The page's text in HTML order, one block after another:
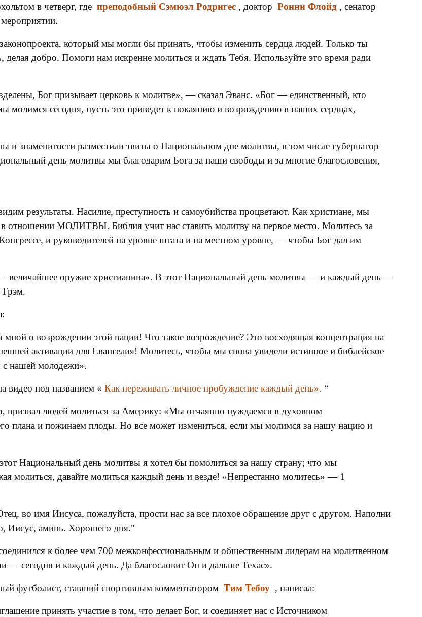
в четверг, где преподобный Сэмюэл Родригес , доктор Ронни Флойд , сенатор
который мы могли бы принять, чтобы изменить сердца людей. Только ты
добро. Помоги нам искренне молиться и ждать Тебя. Используйте это время ради
Бог призывает церковь к молитве», — сказал Эванс. «Бог — единственный, кто
молимся сегодня, пусть это приведет к покаянию и возрождению в наших сердцах,
и знаменитости разместили твиты о Национальном дне молитвы, в том числе губернатор
день молитвы мы благодарим Бога за наши свободы и за многие благословения,
результаты. Насилие, преступность и самоубийства процветают. Как христиане, мы
отношении МОЛИТВЫ. Библия учит нас ставить молитву на первое место. Молитесь за
и руководителей на уровне штата и на местном уровне, — чтобы Бог дал им
величайшее оружие христианина». В этот Национальный день молитвы — и каждый день —
Грэм.
о возрождении этой нации! Что такое возрождение? Это восходящая концентрация на
активации для Евангелия! Молитесь, чтобы мы снова увидели истинное и библейское
с нашей молодежи».
видео под названием « Как переживать личное пробуждение каждый день». “
призвал людей молиться за Америку: «Мы отчаянно нуждаемся в духовном
плана и пожинаем плоды. Но все может измениться, если мы молимся за нашу нацию и
Национальный день молитвы я хотел бы помолиться за нашу страну; что мы
молиться, давайте молиться каждый день и везде! «Непрестанно молитесь» — 1
во имя Иисуса, пожалуйста, прости нас за все плохое обращение друг с другом. Наполни
Иисус, аминь. Хорошего дня."
к более чем 700 межконфессиональным и общественным лидерам на молитвенном
— сегодня и каждый день. Да благословит Он и дальше Техас».
футболист, ставший спортивным комментатором Тим Тебоу , написал:
принять участие в том, что делает Бог, и соединяет нас с Источником